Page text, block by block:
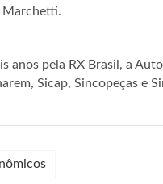
Marchetti.
anos pela RX Brasil, a
Sicap, Sincopeças e